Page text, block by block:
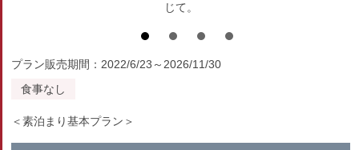
じて。
プラン販売期間：2022/6/23～2026/11/30
食事なし
＜素泊まり基本プラン＞